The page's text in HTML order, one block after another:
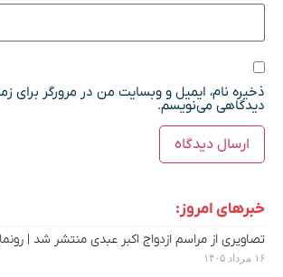
ذخیره نام، ایمیل و وبسایت من در مرورگر برای
دیدگاهی می‌نویسم.
خبرهای امروز:
تصاویری از مراسم ازدواج اکبر عبدی منتشر شد |
۱۶ مرداد ۱۴۰۵